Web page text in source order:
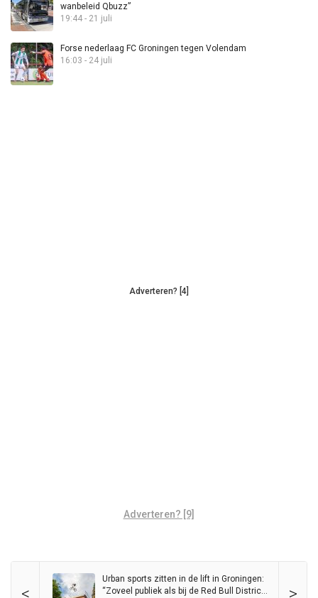
wanbeleid Qbuzz”
19:44 - 21 juli
Forse nederlaag FC Groningen tegen Volendam
16:03 - 24 juli
Adverteren? [4]
Adverteren? [9]
< >
Urban sports zitten in de lift in Groningen:
“Zoveel publiek als bij de Red Bull District